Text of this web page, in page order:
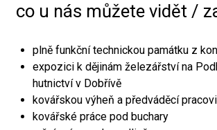
co u nás můžete vidět /
plně funkční technickou památku z
expozici k dějinám železářství na
hutnictví v Dobřívě
kovářskou výheň a předváděcí
kovářské práce pod buchary